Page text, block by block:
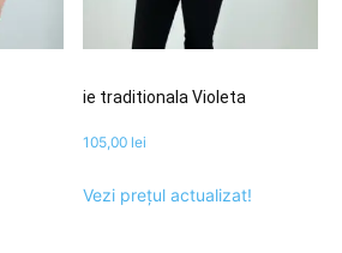
ie traditionala Violeta
105,00 lei
Vezi prețul actualizat!